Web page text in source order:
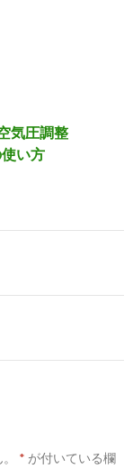
気圧調整
い方
* が付いている欄